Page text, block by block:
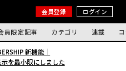
会員登録 ログイン
員限定記事 カテゴリ 連載
新機能｜
を最小限にしました